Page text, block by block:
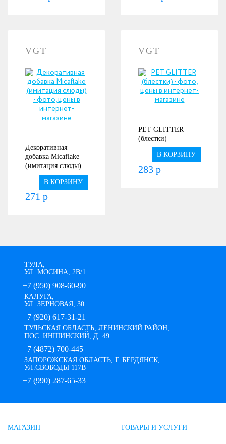
VGT
Декоративная
добавка Micaflake
(имитация слюды)
В КОРЗИНУ
271 р
VGT
PET GLITTER
(блестки)
В КОРЗИНУ
283 р
ТУЛА,
УЛ. МОСИНА, 2В/1.
+7 (950) 908-60-90
КАЛУГА,
УЛ. ЗЕРНОВАЯ, 30
+7 (920) 617-31-21
ТУЛЬСКАЯ ОБЛАСТЬ, ЛЕНИНСКИЙ РАЙОН,
ПОС. ИНШИНСКИЙ, Д. 49
+7 (4872) 700-445
ЗАПОРОЖСКАЯ ОБЛАСТЬ, Г. БЕРДЯНСК,
УЛ.СВОБОДЫ 117В
+7 (990) 287-65-33
МАГАЗИН ТОВАРЫ И УСЛУГИ